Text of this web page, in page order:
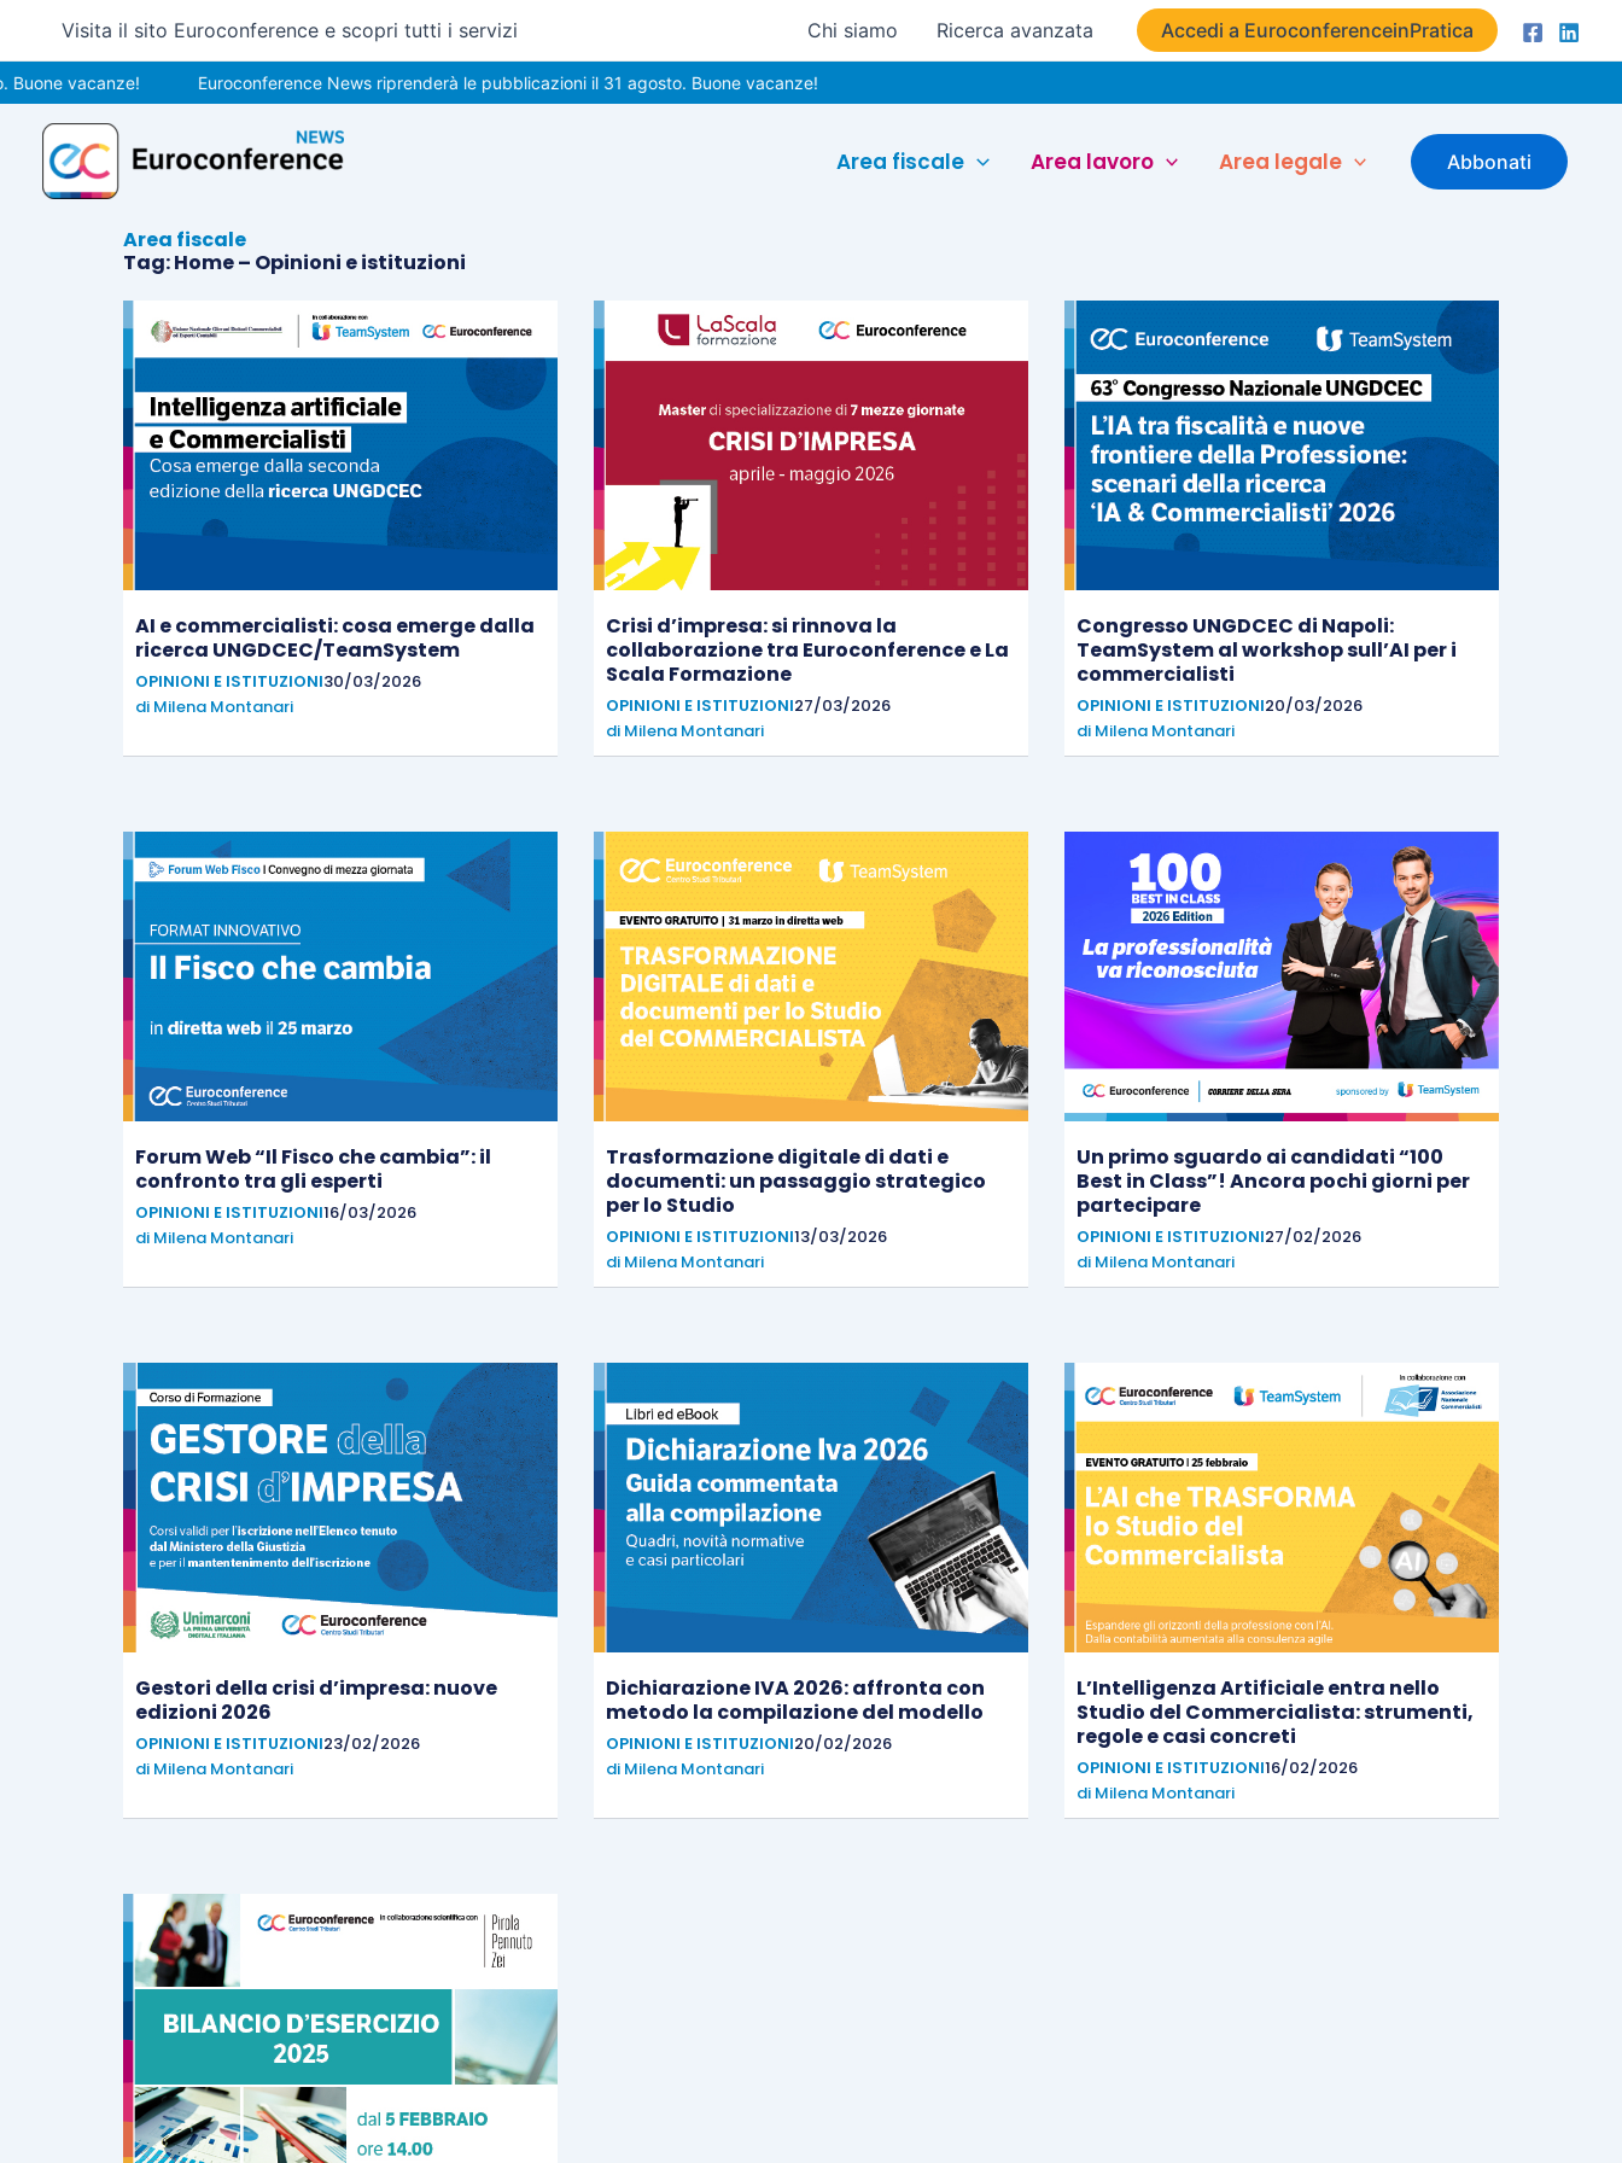
contenuto
Visita il sito Euroconference e scopri tutti i servizi Chi siamo Ricerca avanzata Accedi a EuroconferenceinPratica
vacanze! Euroconference News riprenderà le pubblicazioni il 31 agosto. Buone vacanze!
Area fiscale Area lavoro Area legale Abbonati
Area fiscale
Tag: Home – Opinioni e istituzioni
AI e commercialisti: cosa emerge dalla
ricerca UNGDCEC/TeamSystem
OPINIONI E ISTITUZIONI30/03/2026
di Milena Montanari
Crisi d’impresa: si rinnova la
collaborazione tra Euroconference e La
Scala Formazione
OPINIONI E ISTITUZIONI27/03/2026
di Milena Montanari
Congresso UNGDCEC di Napoli:
TeamSystem al workshop sull’AI per i
commercialisti
OPINIONI E ISTITUZIONI20/03/2026
di Milena Montanari
Forum Web “Il Fisco che cambia”: il
confronto tra gli esperti
OPINIONI E ISTITUZIONI16/03/2026
di Milena Montanari
Trasformazione digitale di dati e
documenti: un passaggio strategico
per lo Studio
OPINIONI E ISTITUZIONI13/03/2026
di Milena Montanari
Un primo sguardo ai candidati “100
Best in Class”! Ancora pochi giorni per
partecipare
OPINIONI E ISTITUZIONI27/02/2026
di Milena Montanari
Gestori della crisi d’impresa: nuove
edizioni 2026
OPINIONI E ISTITUZIONI23/02/2026
di Milena Montanari
Dichiarazione IVA 2026: affronta con
metodo la compilazione del modello
OPINIONI E ISTITUZIONI20/02/2026
di Milena Montanari
L’Intelligenza Artificiale entra nello
Studio del Commercialista: strumenti,
regole e casi concreti
OPINIONI E ISTITUZIONI16/02/2026
di Milena Montanari
Pagina
PaginaPagina